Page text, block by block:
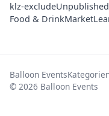
klz-excludeUnpublished
Food & DrinkMarket
Balloon Events
© 2026 Balloon Events